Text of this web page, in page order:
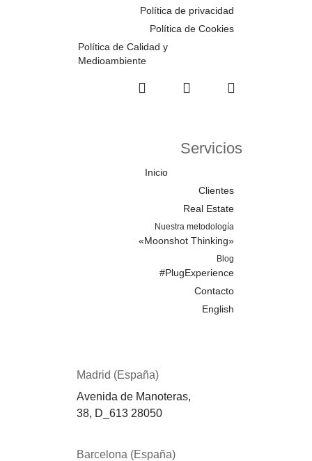
Madrid (España)
Avenida de Manoteras,
38, D_613 28050
Barcelona (España)
Servicios
Inicio
Clientes
Real Estate
Nuestra metodología
«Moonshot Thinking»
Blog
#PlugExperience
Contacto
English
Política de privacidad
Política de Cookies
Política de Calidad y
Medioambiente